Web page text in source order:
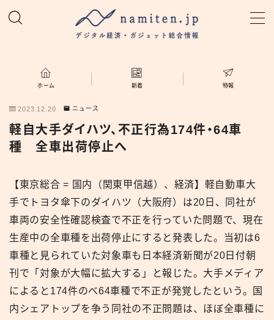
ホーム
新着
namiten.jp
ホーム 新着 特報
2023.12.20 ニュース
軽自大手ダイハツ、不正行為174件・64車
種 全車出荷停止へ
【東京総合 = 国内（関東甲信越）、経済】軽自動車大
手でトヨタ傘下のダイハツ（大阪府）は20日、同社が
車両の安全性確認検査で不正を行っていた問題で、現在
生産中の全車種を出荷停止にすると発表した。当初は6
車種と見られていた対象車も日本経済新聞が20日付朝
刊で「対象が大幅に拡大する」と報じた。大手メディア
によると174件のべ64車種で不正が発覚したという。国
内シェアトップを争う同社の不正問題は、ほぼ全車種に